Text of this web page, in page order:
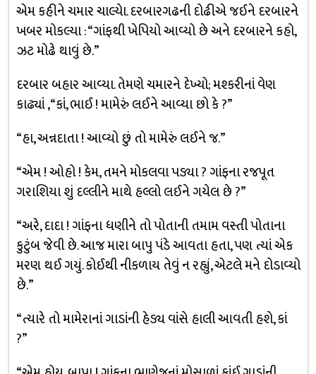
એમ કહીને ચમાર ચાલ્યેા. દરબારગઢની દોઢીએ જઈને દરબારને
ખબર મોકલ્યા : “ગાંફથી ખેપિયો આવ્યો છે અને દરબારને કહો,
ઝટ મોઢે થાવું છે.”
દરબાર બહાર આવ્યા. તેમણે ચમારને દેખ્યો; મશ્કરીનાં વેણ
કાઢ્યાં , “કાં, ભાઈ ! મામેરું લઈને આવ્યા છો કે ?”
“હા, અન્નદાતા ! આવ્યો છું તો મામેરું લઈને જ.”
“એમ ! ઓહો ! કેમ, તમને મોકલવા પડ્યા ? ગાંફના રજપૂત
ગરાશિયા શું દલ્લીને માથે હલ્લો લઈને ગયેલ છે ?”
“અરે, દાદા ! ગાંફના ધણીને તો પોતાની તમામ વસ્તી પોતાના
કુટુંબ જેવી છે. આજ મારા બાપુ પંડે આવતા હતા, પણ ત્યાં એક
મરણ થઈ ગયું. કોઈથી નીકળાય તેવું ન રહ્યું, એટલે મને દોડાવ્યો
છે.”
“ત્યારે તો મામેરાનાં ગાડાંની હેડ્ય વાંસે હાલી આવતી હશે, કાં
?”